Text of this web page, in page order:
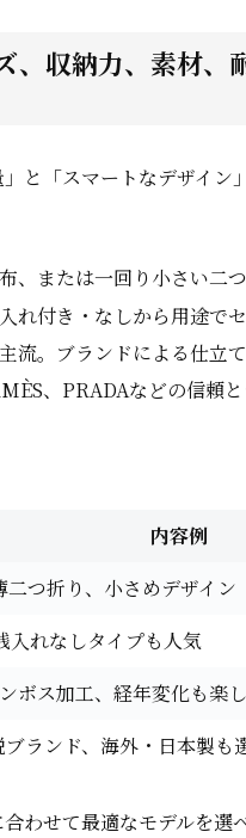
、収納力、素材、
と「スマートなデザイン
、または一回り小さい二
れ付き・なしから用途で
流。ブランドによる仕立
、PRADAなどの信頼と
内容例
つ折り、小さめデザイン
入れなしタイプも人気
ボス加工、経年変化も楽
ランド、海外・日本製も
わせて最適なモデルを選べ